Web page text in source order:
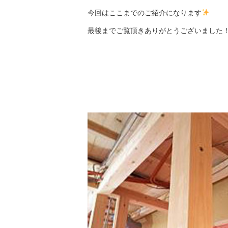
今回はここまでのご紹介になります
最後までご覧頂きありがとうございました